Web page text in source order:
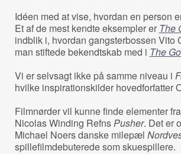
Idéen med at vise, hvordan en person
Et af de mest kendte eksempler er The
indblik i, hvordan gangsterbossen Vito
man stiftede bekendtskab med i The
Vi er selvsagt ikke på samme niveau i
hvilke inspirationskilder hovedforfatter
Filmnørder vil kunne finde elementer
Nicolas Winding RefnsPusher. Det er
Michael Noers danske milepæl
spillefilmdebuterede som skuespillere.